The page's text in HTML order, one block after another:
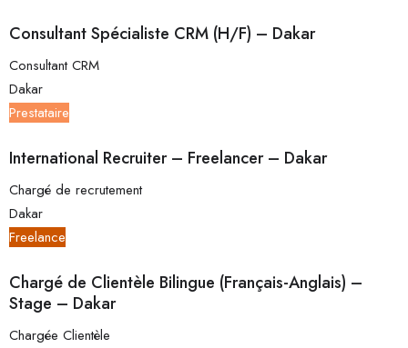
Consultant Spécialiste CRM (H/F) – Dakar
Consultant CRM
Dakar
Prestataire
International Recruiter – Freelancer – Dakar
Chargé de recrutement
Dakar
Freelance
Chargé de Clientèle Bilingue (Français-Anglais) –
Stage – Dakar
Chargée Clientèle